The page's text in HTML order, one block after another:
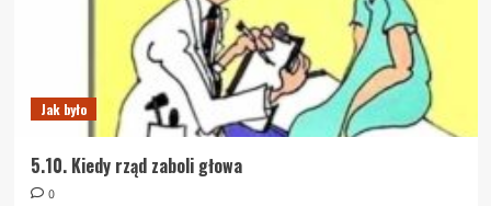
Jak było
5.10. Kiedy rząd zaboli głowa
0